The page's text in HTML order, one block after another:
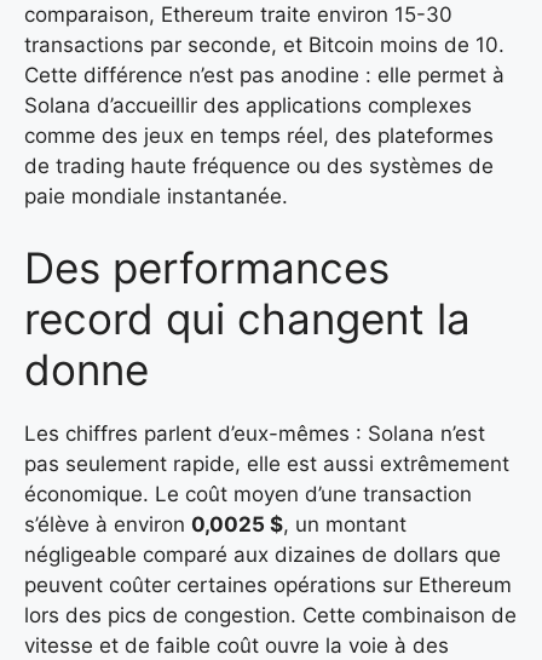
comparaison, Ethereum traite environ 15-30
transactions par seconde, et Bitcoin moins de 10.
Cette différence n’est pas anodine : elle permet à
Solana d’accueillir des applications complexes
comme des jeux en temps réel, des plateformes
de trading haute fréquence ou des systèmes de
paie mondiale instantanée.
Des performances
record qui changent la
donne
Les chiffres parlent d’eux-mêmes : Solana n’est
pas seulement rapide, elle est aussi extrêmement
économique. Le coût moyen d’une transaction
s’élève à environ 0,0025 $, un montant
négligeable comparé aux dizaines de dollars que
peuvent coûter certaines opérations sur Ethereum
lors des pics de congestion. Cette combinaison de
vitesse et de faible coût ouvre la voie à des